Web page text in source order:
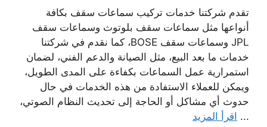
تقدم شركتنا خدمات تركيب سماعات سقف بكافة
أنواعها مثل سماعات سقف بلوتوث وسماعات سقف
JPL وسماعات سقف BOSE، كما نقدم في شركتنا
خدمات ما بعد البيع، مثل الصيانة والدعم الفني، لضمان
استمرارية عمل السماعات بكفاءة على المدى الطويل،
ويمكن للعملاء الاستفادة من هذه الخدمات في حال
حدوث أي مشاكل أو الحاجة إلى تحديث النظام الصوتي،
... اقرأ المزيد